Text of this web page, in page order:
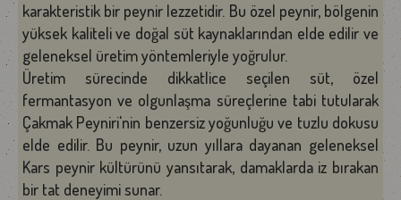
karakteristik bir peynir lezzetidir. Bu özel peynir, bölgenin
yüksek kaliteli ve doğal süt kaynaklarından elde edilir ve
geleneksel üretim yöntemleriyle yoğrulur.
Üretim sürecinde dikkatlice seçilen süt, özel
fermantasyon ve olgunlaşma süreçlerine tabi tutularak
Çakmak Peyniri'nin benzersiz yoğunluğu ve tuzlu dokusu
elde edilir. Bu peynir, uzun yıllara dayanan geleneksel
Kars peynir kültürünü yansıtarak, damaklarda iz bırakan
bir tat deneyimi sunar.